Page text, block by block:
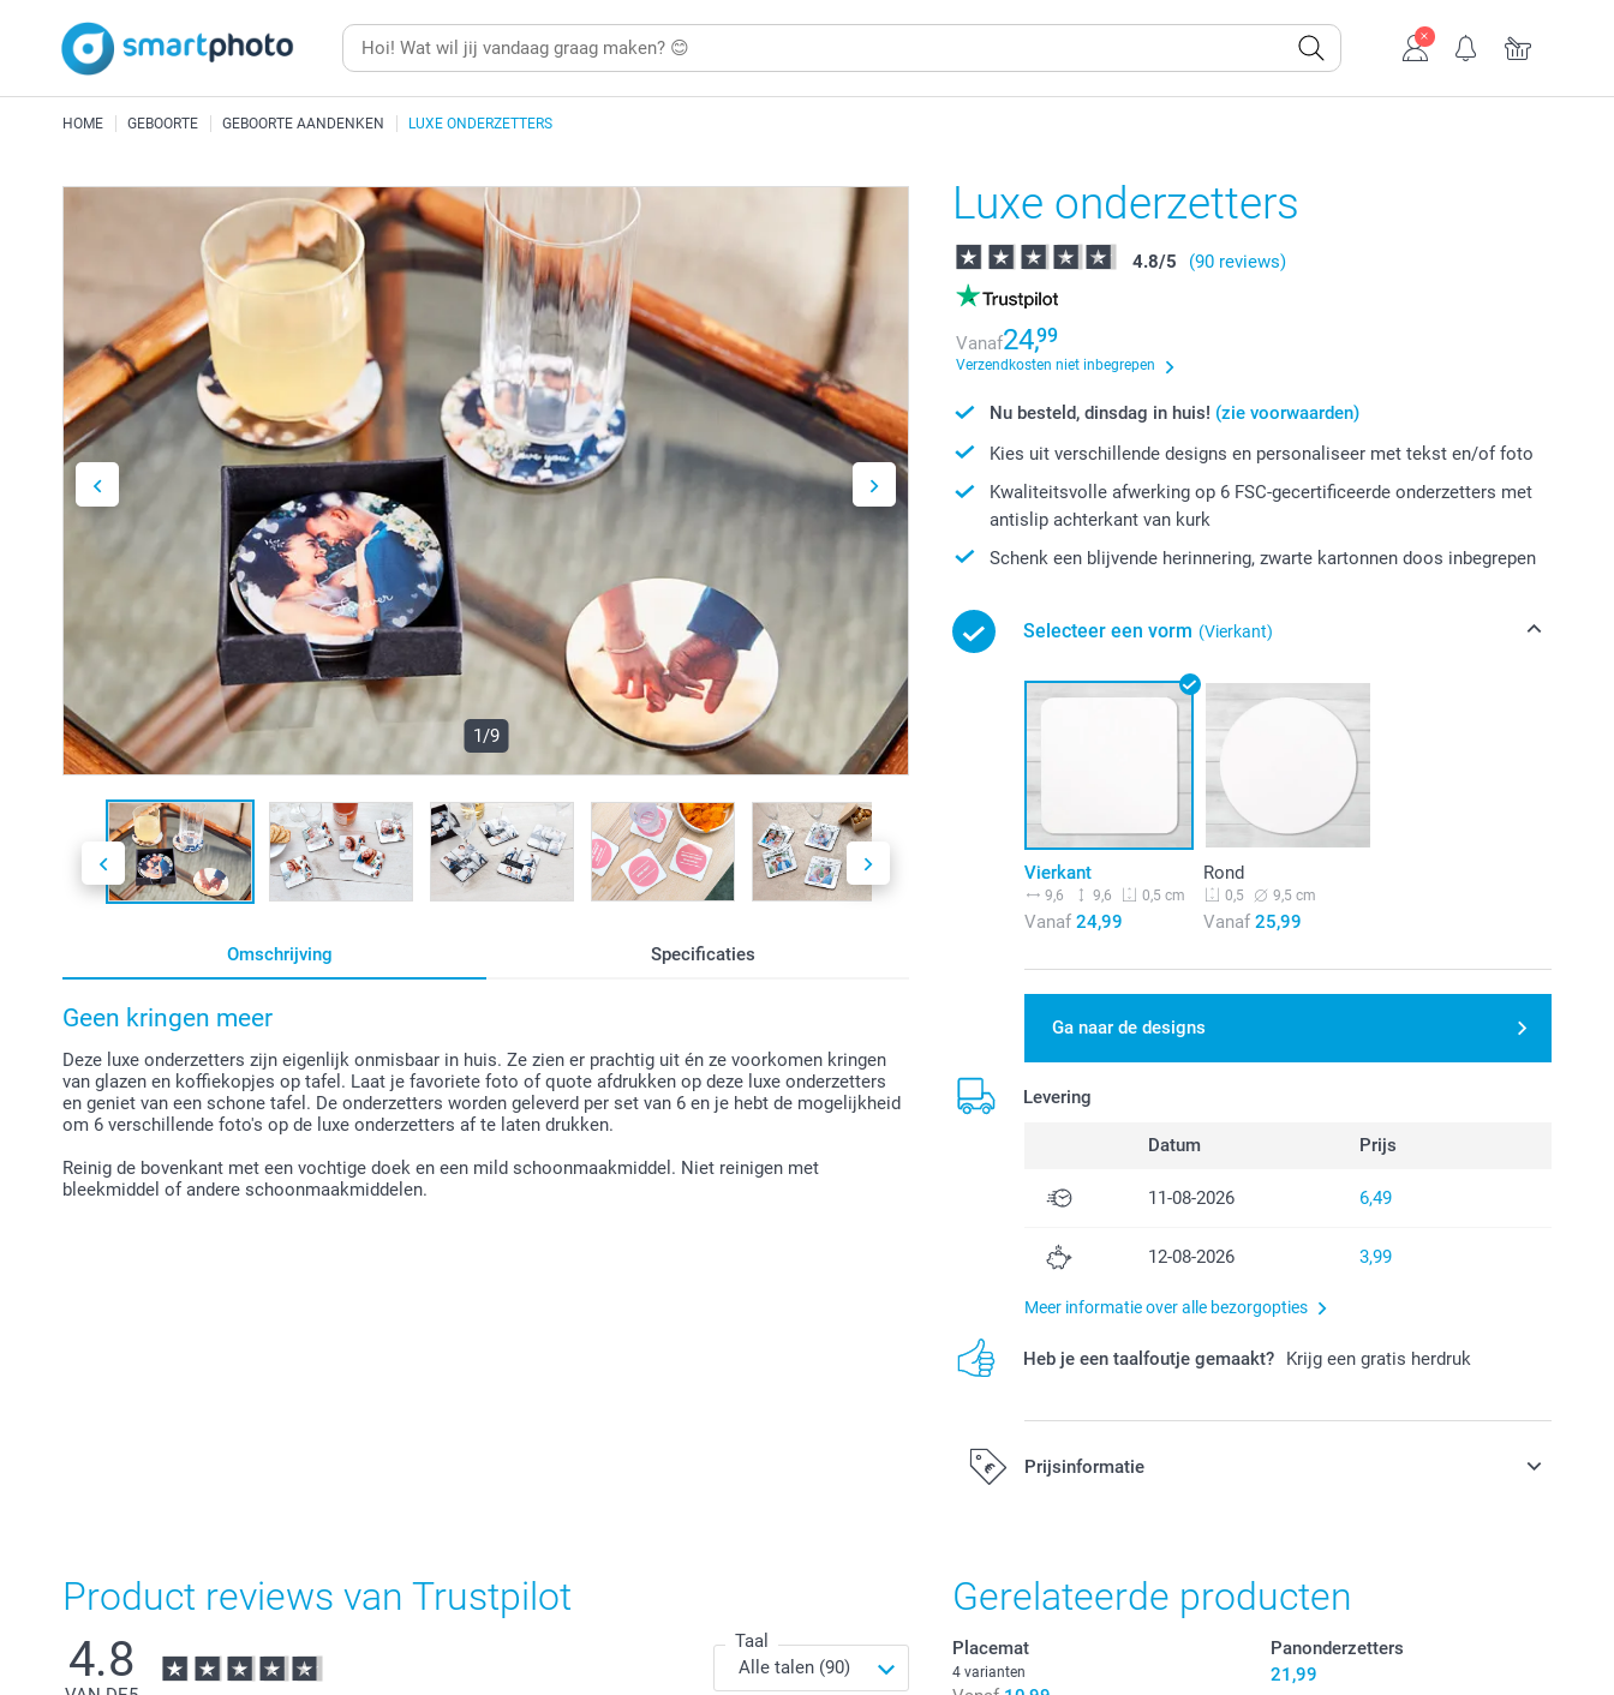
HOME GEBOORTE GEBOORTE AANDENKEN LUXE ONDERZETTERS
1/9
Omschrijving Specificaties
Geen kringen meer
Deze luxe onderzetters zijn eigenlijk onmisbaar in huis. Ze zien er prachtig uit én ze voorkomen kringen
van glazen en koffiekopjes op tafel. Laat je favoriete foto of quote afdrukken op deze luxe onderzetters
en geniet van een schone tafel. De onderzetters worden geleverd per set van 6 en je hebt de mogelijkheid
om 6 verschillende foto's op de luxe onderzetters af te laten drukken.
Reinig de bovenkant met een vochtige doek en een mild schoonmaakmiddel. Niet reinigen met
bleekmiddel of andere schoonmaakmiddelen.
Luxe onderzetters
4.8/5 (90 reviews)
Vanaf24,99
Verzendkosten niet inbegrepen
Nu besteld, dinsdag in huis! (zie voorwaarden)
Kies uit verschillende designs en personaliseer met tekst en/of foto
Kwaliteitsvolle afwerking op 6 FSC-gecertificeerde onderzetters met
antislip achterkant van kurk
Schenk een blijvende herinnering, zwarte kartonnen doos inbegrepen
Selecteer een vorm (Vierkant)
Vierkant
9,6 9,6 0,5 cm
Vanaf 24,99
Rond
0,5 9,5 cm
Vanaf 25,99
Ga naar de designs
Levering
Datum Prijs
11-08-2026 6,49
12-08-2026 3,99
Meer informatie over alle bezorgopties
Heb je een taalfoutje gemaakt? Krijg een gratis herdruk
Prijsinformatie
Product reviews van Trustpilot
4.8 Taal
Gerelateerde producten
Placemat
4 varianten
Panonderzetters
21,99